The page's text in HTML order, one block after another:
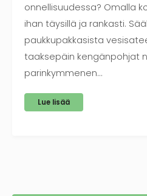
onnellisuudessa? Omalla
ihan täysillä ja rankasti.
paukkupakkasista
taaksepäin kengänpohjat
parinkymmenen…
Lue lisää